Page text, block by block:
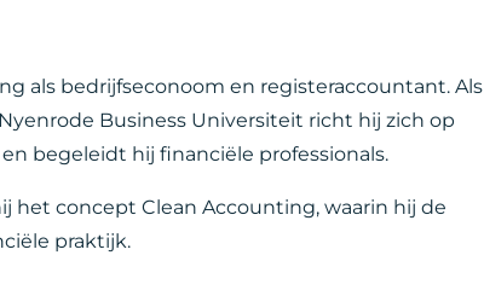
als bedrijfseconoom en registeraccountant. Als
Business Universiteit richt hij zich op
begeleidt hij financiële professionals.
het concept Clean Accounting, waarin hij de
praktijk.